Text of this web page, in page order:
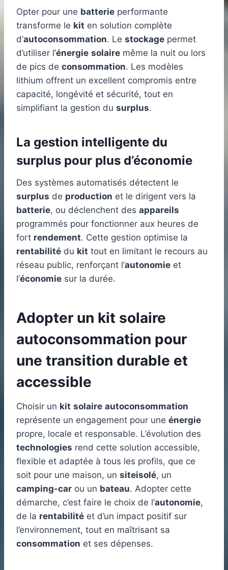
Opter pour une batterie performante
transforme le kit en solution complète
d’autoconsommation. Le stockage permet
d’utiliser l’énergie solaire même la nuit ou lors
de pics de consommation. Les modèles
lithium offrent un excellent compromis entre
capacité, longévité et sécurité, tout en
simplifiant la gestion du surplus.
La gestion intelligente du
surplus pour plus d’économie
Des systèmes automatisés détectent le
surplus de production et le dirigent vers la
batterie, ou déclenchent des appareils
programmés pour fonctionner aux heures de
fort rendement. Cette gestion optimise la
rentabilité du kit tout en limitant le recours au
réseau public, renforçant l’autonomie et
l’économie sur la durée.
Adopter un kit solaire
autoconsommation pour
une transition durable et
accessible
Choisir un kit solaire autoconsommation
représente un engagement pour une énergie
propre, locale et responsable. L’évolution des
technologies rend cette solution accessible,
flexible et adaptée à tous les profils, que ce
soit pour une maison, un siteisolé, un
camping-car ou un bateau. Adopter cette
démarche, c’est faire le choix de l’autonomie,
de la rentabilité et d’un impact positif sur
l’environnement, tout en maîtrisant sa
consommation et ses dépenses.